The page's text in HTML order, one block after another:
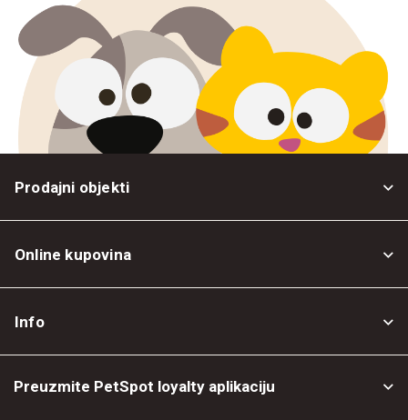
Prodajni objekti
Online kupovina
Info
Preuzmite PetSpot loyalty aplikaciju